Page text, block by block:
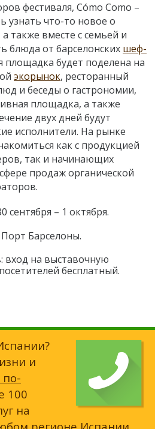
фестиваля, Cómo Como –
узнать что-то новое о
также вместе с семьей и
блюда от барселонских шеф-
площадка будет поделена на
экорынок, ресторанный
и беседы о гастрономии,
площадка, а также
двух дней будут
исполнители. На рынке
как с продукцией
так и начинающих
продаж органической
сентября – 1 октября.
Барселоны.
вход на выставочную
бесплатный.
и
по-
100
на